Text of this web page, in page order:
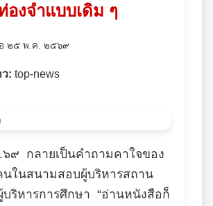
องจำแบบเดิม ๆ
อ ๒๕ พ.ค. ๒๕๖๙
: top-news
กลายเป็นคำถามคาใจของ
นในสนามสอบผู้บริหารสถาน
ริหารการศึกษา “อ่านหนังสือก็